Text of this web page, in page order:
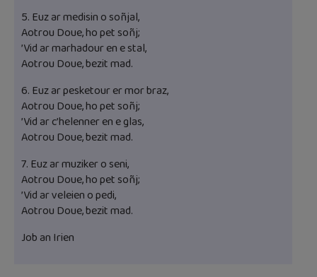
5. Euz ar medisin o soñjal,
Aotrou Doue, ho pet soñj;
’Vid ar marhadour en e stal,
Aotrou Doue, bezit mad.
6. Euz ar pesketour er mor braz,
Aotrou Doue, ho pet soñj;
’Vid ar c’helenner en e glas,
Aotrou Doue, bezit mad.
7. Euz ar muziker o seni,
Aotrou Doue, ho pet soñj;
’Vid ar veleien o pedi,
Aotrou Doue, bezit mad.
Job an Irien